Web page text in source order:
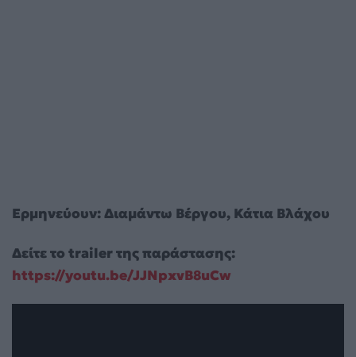
Ερμηνεύουν: Διαμάντω Βέργου, Κάτια Βλάχου
Δείτε το trailer της παράστασης:
https://youtu.be/JJNpxvB8uCw